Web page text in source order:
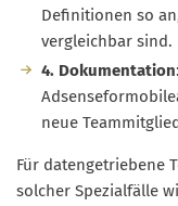
Definitionen so
vergleichbar sind.
4. Dokumentation
neue
Für datengetriebene
solcher Spezialfälle